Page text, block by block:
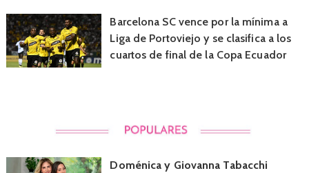
Barcelona SC vence por la mínima a
Liga de Portoviejo y se clasifica a los
cuartos de final de la Copa Ecuador
Doménica y Giovanna Tabacchi